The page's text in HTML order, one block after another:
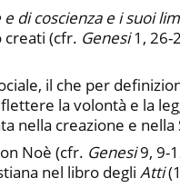
di coscienza e i suoi
creati (cfr. Genesi1, 26-
il che per
la volontà e la
nella creazione e nella
Noè (cfr. Genesi9, 9-
nel libro degli Atti